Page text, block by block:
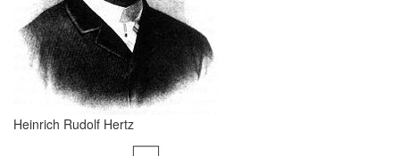
Heinrich Rudolf Hertz